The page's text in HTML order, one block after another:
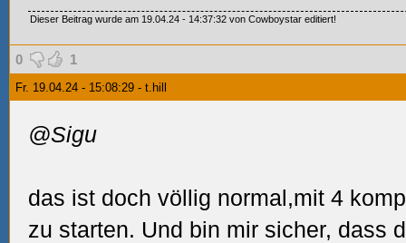
Dieser Beitrag wurde am 19.04.24 - 14:37:32 von Cowboystar editiert!
0 1
Fr. 19.04.24 - 15:08:29 - t.hill
@Sigu
das ist doch völlig normal,mit 4
zu starten. Und bin mir sicher, dass